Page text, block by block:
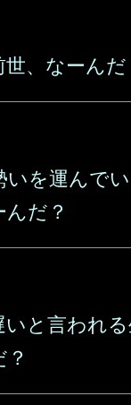
、なーんだ
いを運んで
だ？
と言われる